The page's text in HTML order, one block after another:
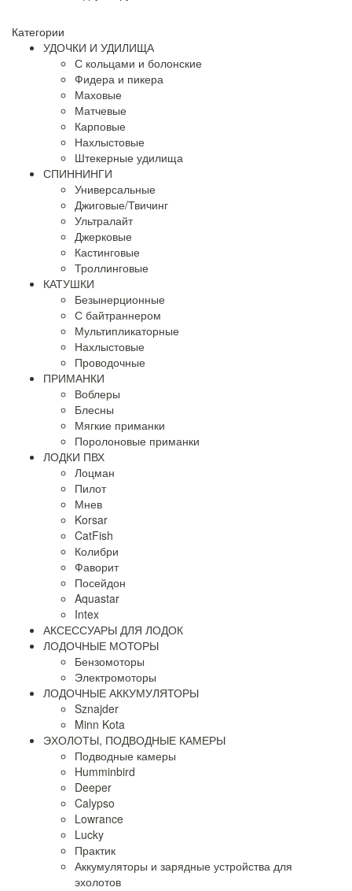
Категории
УДОЧКИ И УДИЛИЩА
С кольцами и болонские
Фидера и пикера
Маховые
Матчевые
Карповые
Нахлыстовые
Штекерные удилища
СПИННИНГИ
Универсальные
Джиговые/Твичинг
Ультралайт
Джерковые
Кастинговые
Троллинговые
КАТУШКИ
Безынерционные
С байтраннером
Мультипликаторные
Нахлыстовые
Проводочные
ПРИМАНКИ
Воблеры
Блесны
Мягкие приманки
Поролоновые приманки
ЛОДКИ ПВХ
Лоцман
Пилот
Мнев
Korsar
CatFish
Колибри
Фаворит
Посейдон
Aquastar
Intex
АКСЕССУАРЫ ДЛЯ ЛОДОК
ЛОДОЧНЫЕ МОТОРЫ
Бензомоторы
Электромоторы
ЛОДОЧНЫЕ АККУМУЛЯТОРЫ
Sznajder
Minn Kota
ЭХОЛОТЫ, ПОДВОДНЫЕ КАМЕРЫ
Подводные камеры
Humminbird
Deeper
Calypso
Lowrance
Lucky
Практик
Аккумуляторы и зарядные устройства для
эхолотов